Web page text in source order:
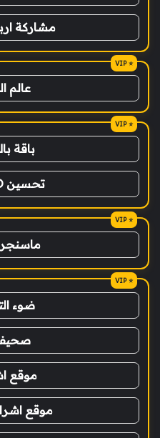
مشاركة
عالم
باقة
تحسين SEO سلة
ضوء
موقع
موقع